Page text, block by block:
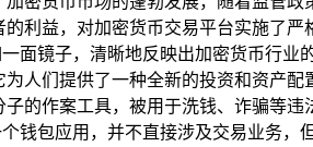
利益，对加密货币交易平台实施了
面镜子，清晰地反映出加密货币行
人们提供了一种全新的投资和资产
的作案工具，被用于洗钱、诈骗等
钱包应用，并不直接涉及交易业务